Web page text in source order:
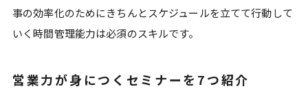
事の効率化のためにきちんとスケジュールを立てて行動して
いく時間管理能力は必須のスキルです。
営業力が身につくセミナーを7つ紹介